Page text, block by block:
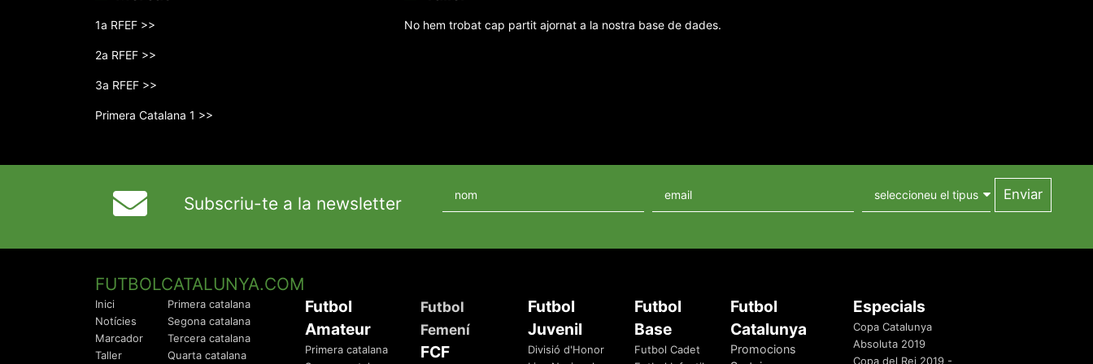
1a RFEF >>
2a RFEF >>
3a RFEF >>
Primera Catalana 1 >>
No hem trobat cap partit ajornat a la nostra base de dades.
Subscriu-te a la newsletter
FUTBOLCATALUNYA.COM
Inici
Notícies
Marcador
Taller
Primera catalana
Segona catalana
Tercera catalana
Quarta catalana
Futbol
Amateur
Primera catalana
Futbol
Femení
FCF
Futbol
Juvenil
Divisió d'Honor
Futbol
Base
Futbol Cadet
Futbol
Catalunya
Promocions
Especials
Copa Catalunya
Absoluta 2019
Copa del Rei 2019 -